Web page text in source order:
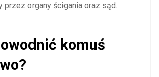
przez organy ścigania oraz sąd.
komuś